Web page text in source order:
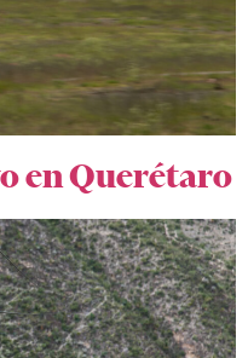
en Querétaro